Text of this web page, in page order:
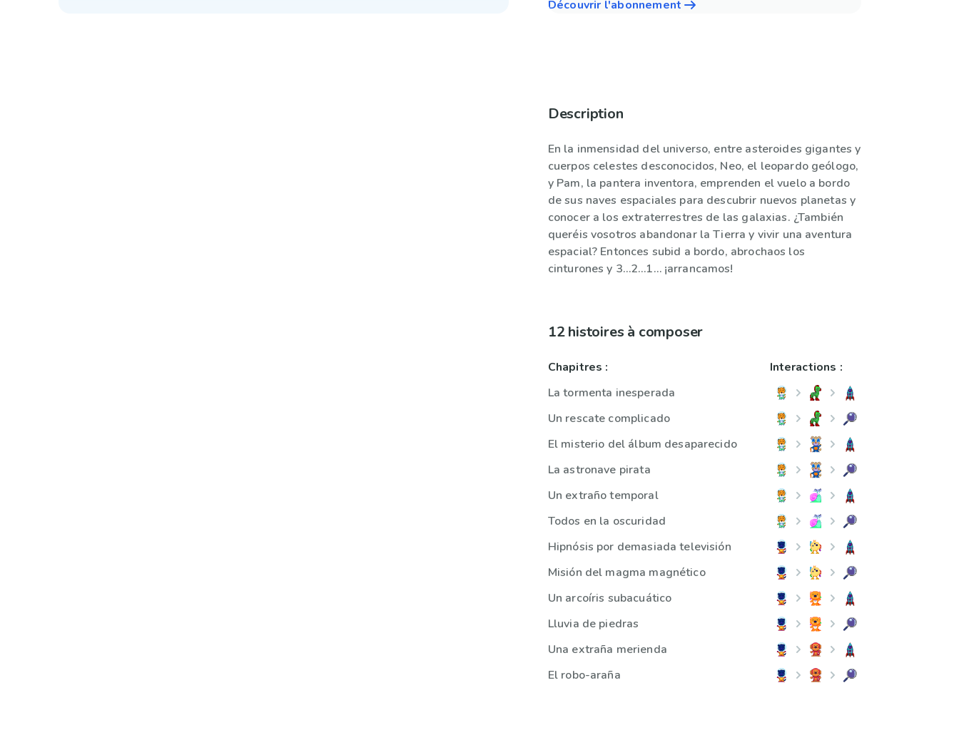
Découvrir l'abonnement
Description
En la inmensidad del universo, entre asteroides gigantes y
cuerpos celestes desconocidos, Neo, el leopardo geólogo,
y Pam, la pantera inventora, emprenden el vuelo a bordo
de sus naves espaciales para descubrir nuevos planetas y
conocer a los extraterrestres de las galaxias. ¿También
queréis vosotros abandonar la Tierra y vivir una aventura
espacial? Entonces subid a bordo, abrochaos los
cinturones y 3…2…1… ¡arrancamos!
12 histoires à composer
Chapitres :
La tormenta inesperada
Un rescate complicado
El misterio del álbum desaparecido
La astronave pirata
Un extraño temporal
Todos en la oscuridad
Hipnósis por demasiada televisión
Misión del magma magnético
Un arcoíris subacuático
Lluvia de piedras
Una extraña merienda
El robo-araña
Interactions :